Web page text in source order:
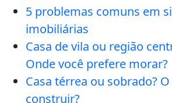
5 problemas comuns em
imobiliárias
Casa de vila ou região
Onde você prefere morar?
Casa térrea ou sobrado?
construir?